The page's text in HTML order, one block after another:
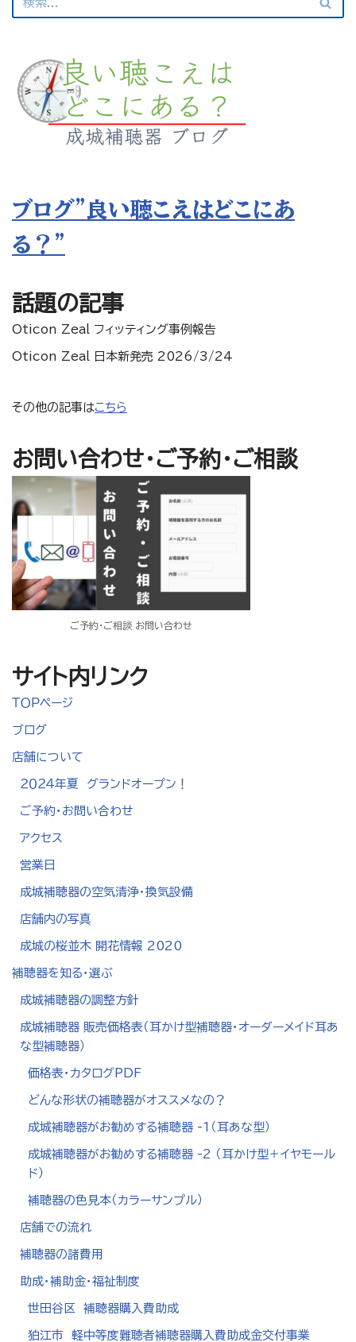
ブログ”良い聴こえはどこにあ
る？”
話題の記事
Oticon Zeal フィッティング事例報告
Oticon Zeal 日本新発売 2026/3/24
その他の記事はこちら
お問い合わせ・ご予約・ご相談
ご予約・ご相談 お問い合わせ
サイト内リンク
ＴＯＰページ
ブログ
店舗について
２０２４年夏 グランドオープン！
ご予約・お問い合わせ
アクセス
営業日
成城補聴器の空気清浄・換気設備
店舗内の写真
成城の桜並木 開花情報 2020
補聴器を知る・選ぶ
成城補聴器の調整方針
成城補聴器 販売価格表（耳かけ型補聴器・オーダーメイド耳あ
な型補聴器）
価格表・カタログPDF
どんな形状の補聴器がオススメなの？
成城補聴器がお勧めする補聴器 -1（耳あな型）
成城補聴器がお勧めする補聴器 -2 （耳かけ型＋イヤモール
ド）
補聴器の色見本（カラーサンプル）
店舗での流れ
補聴器の諸費用
助成・補助金・福祉制度
世田谷区 補聴器購入費助成
狛江市 軽中等度難聴者補聴器購入費助成金交付事業